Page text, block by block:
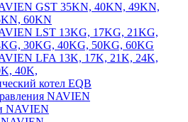
GST 35KN, 40KN, 49KN,
60KN
LST 13KG, 17KG, 21KG,
30KG, 40KG, 50KG, 60KG
LFA 13K, 17K, 21K, 24K,
40K,
котел EQB
NAVIEN
NAVIEN